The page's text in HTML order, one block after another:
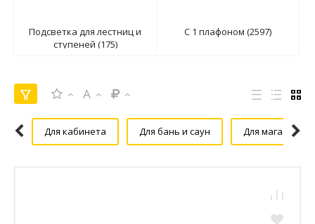
Подсветка для лестниц и
ступеней (175)
С 1 плафоном (2597)
A
Для кабинета Для бань и саун Для магазина